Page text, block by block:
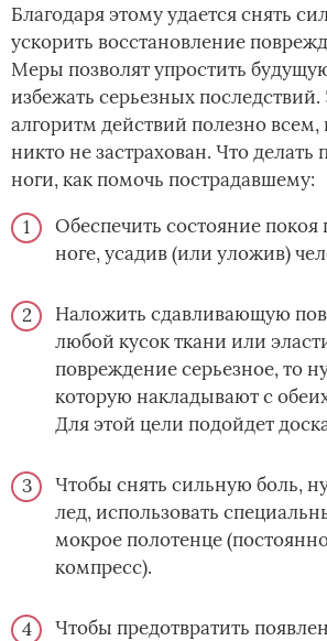
Благодаря этому удается снять
ускорить восстановление
Меры позволят упростить
избежать серьезных
алгоритм действий полезно всем,
никто не застрахован. Что делать
ноги, как помочь пострадавшему:
Обеспечить состояние
ноге, усадив (или уложив)
Наложить сдавливающую
любой кусок ткани или
повреждение серьезное, то
которую накладывают с
Для этой цели подойдет
Чтобы снять сильную боль,
лед, использовать
мокрое полотенце
компресс).
Чтобы предотвратить